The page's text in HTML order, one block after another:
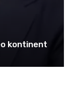
kontinent